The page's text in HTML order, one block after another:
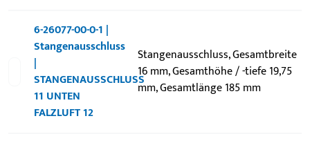
6-26077-00-0-1 |
Stangenausschluss
|
STANGENAUSSCHLUSS
11 UNTEN
FALZLUFT 12
Stangenausschluss, Gesamtbreite
16 mm, Gesamthöhe / -tiefe 19,75
mm, Gesamtlänge 185 mm